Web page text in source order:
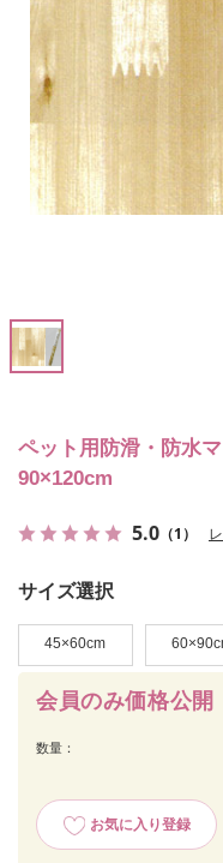
ペット用防滑・防水
90×120cm
5.0 （1）
会員のみ価格公開
数量：
お気に入り登録
サイズ選択
45×60cm